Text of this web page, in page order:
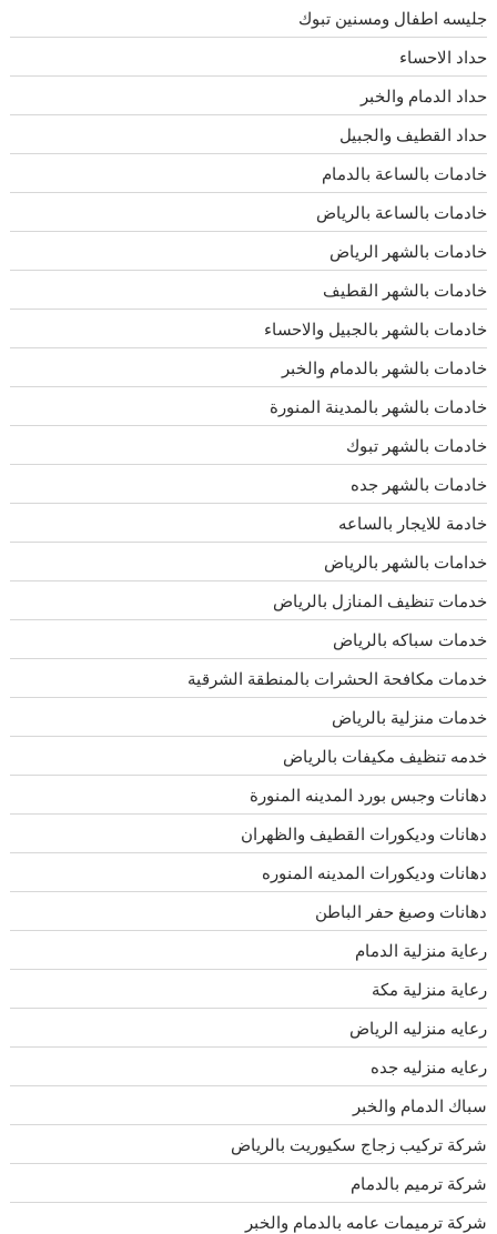
جليسه اطفال ومسنين تبوك
حداد الاحساء
حداد الدمام والخبر
حداد القطيف والجبيل
خادمات بالساعة بالدمام
خادمات بالساعة بالرياض
خادمات بالشهر الرياض
خادمات بالشهر القطيف
خادمات بالشهر بالجبيل والاحساء
خادمات بالشهر بالدمام والخبر
خادمات بالشهر بالمدينة المنورة
خادمات بالشهر تبوك
خادمات بالشهر جده
خادمة للايجار بالساعه
خدامات بالشهر بالرياض
خدمات تنظيف المنازل بالرياض
خدمات سباكه بالرياض
خدمات مكافحة الحشرات بالمنطقة الشرقية
خدمات منزلية بالرياض
خدمه تنظيف مكيفات بالرياض
دهانات وجبس بورد المدينه المنورة
دهانات وديكورات القطيف والظهران
دهانات وديكورات المدينه المنوره
دهانات وصبغ حفر الباطن
رعاية منزلية الدمام
رعاية منزلية مكة
رعايه منزليه الرياض
رعايه منزليه جده
سباك الدمام والخبر
شركة تركيب زجاج سكيوريت بالرياض
شركة ترميم بالدمام
شركة ترميمات عامه بالدمام والخبر